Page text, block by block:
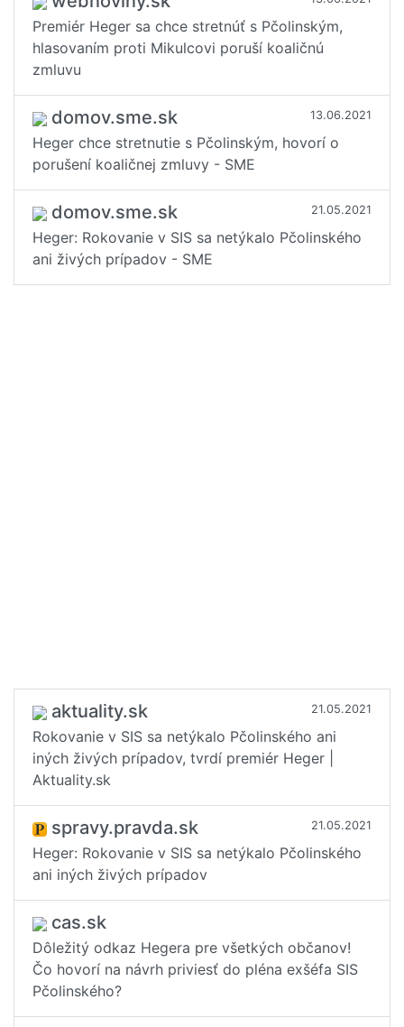
Premiér Heger sa chce stretnúť s Pčolinským,
hlasovaním proti Mikulcovi poruší koaličnú
zmluvu
domov.sme.sk 13.06.2021
Heger chce stretnutie s Pčolinským, hovorí o
porušení koaličnej zmluvy - SME
domov.sme.sk 21.05.2021
Heger: Rokovanie v SIS sa netýkalo Pčolinského
ani živých prípadov - SME
aktuality.sk 21.05.2021
Rokovanie v SIS sa netýkalo Pčolinského ani
iných živých prípadov, tvrdí premiér Heger |
Aktuality.sk
spravy.pravda.sk 21.05.2021
Heger: Rokovanie v SIS sa netýkalo Pčolinského
ani iných živých prípadov
cas.sk
Dôležitý odkaz Hegera pre všetkých občanov!
Čo hovorí na návrh priviesť do pléna exšéfa SIS
Pčolinského?